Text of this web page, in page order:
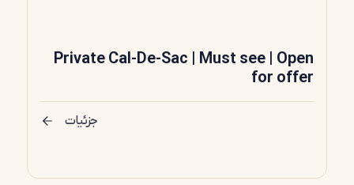
Private Cal-De-Sac | Must see | Open
for offer
جزئیات